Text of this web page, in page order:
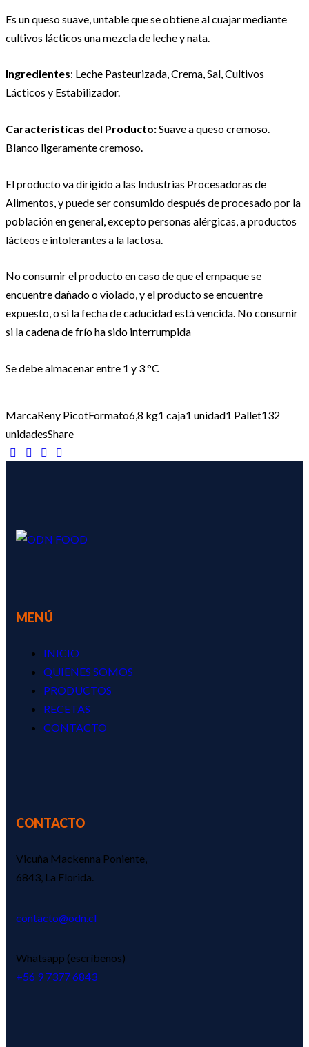
Es un queso suave, untable que se obtiene al cuajar mediante
cultivos lácticos una mezcla de leche y nata.
Ingredientes: Leche Pasteurizada, Crema, Sal, Cultivos
Lácticos y Estabilizador.
Características del Producto:Suave a queso cremoso.
Blanco ligeramente cremoso.
El producto va dirigido a las Industrias Procesadoras de
Alimentos, y puede ser consumido después de procesado por la
población en general, excepto personas alérgicas, a productos
lácteos e intolerantes a la lactosa.
No consumir el producto en caso de que el empaque se
encuentre dañado o violado, y el producto se encuentre
expuesto, o si la fecha de caducidad está vencida. No consumir
si la cadena de frío ha sido interrumpida
Se debe almacenar entre 1 y 3 °C
MarcaReny PicotFormato6,8 kg1 caja1 unidad1 Pallet132
unidadesShare
MENÚ
INICIO
QUIENES SOMOS
PRODUCTOS
RECETAS
CONTACTO
CONTACTO
Vicuña Mackenna Poniente,
6843, La Florida.
contacto@odn.cl
Whatsapp (escríbenos)
‪+56 9 7377 6843‬